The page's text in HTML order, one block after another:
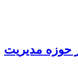
حوزه مدیریت